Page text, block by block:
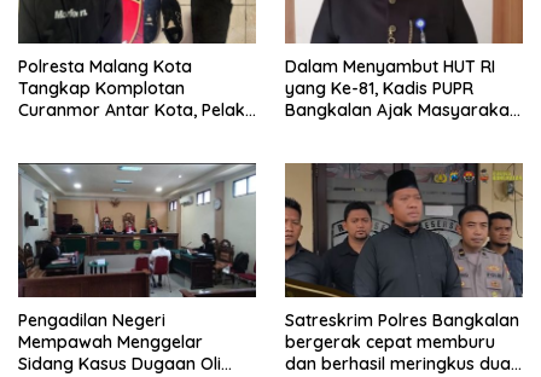
Polresta Malang Kota
Tangkap Komplotan
Curanmor Antar Kota, Pelaku
Dalam Menyambut HUT RI
yang Ke-81, Kadis PUPR
Bangkalan Ajak Masyarakat
Pengadilan Negeri
Mempawah Menggelar
Sidang Kasus Dugaan Oli
Satreskrim Polres Bangkalan
bergerak cepat memburu
dan berhasil meringkus dua